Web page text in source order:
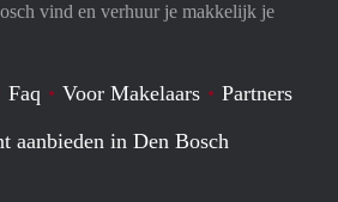
vind en verhuur je makkelijk je
Faq Voor Makelaars
Partners
aanbieden in Den Bosch